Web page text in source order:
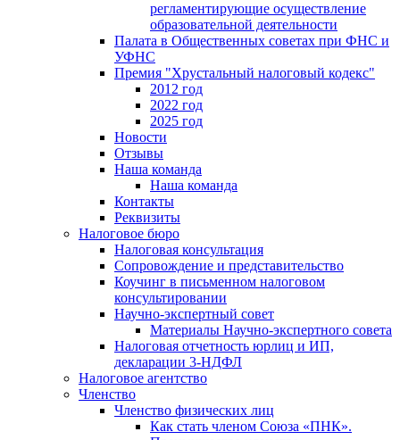
регламентирующие осуществление
образовательной деятельности
Палата в Общественных советах при ФНС и
УФНС
Премия "Хрустальный налоговый кодекс"
2012 год
2022 год
2025 год
Новости
Отзывы
Наша команда
Наша команда
Контакты
Реквизиты
Налоговое бюро
Налоговая консультация
Cопровождение и представительство
Коучинг в письменном налоговом
консультировании
Научно-экспертный совет
Материалы Научно-экспертного совета
Налоговая отчетность юрлиц и ИП,
декларации 3-НДФЛ
Налоговое агентство
Членство
Членство физических лиц
Как стать членом Союза «ПНК».